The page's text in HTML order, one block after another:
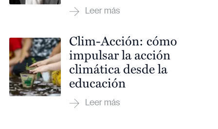
Clim-Acción: cómo
impulsar la acción
climática desde la
educación